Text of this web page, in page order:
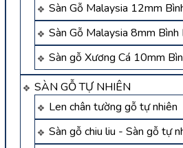
Sàn Gỗ Malaysia 12mm
Sàn Gỗ Malaysia 8mm Bình
Sàn gỗ Xương Cá 10mm
SÀN GỖ TỰ NHIÊN
Len chân tường gỗ tự nhiên
Sàn gỗ chiu liu - Sàn gỗ tự